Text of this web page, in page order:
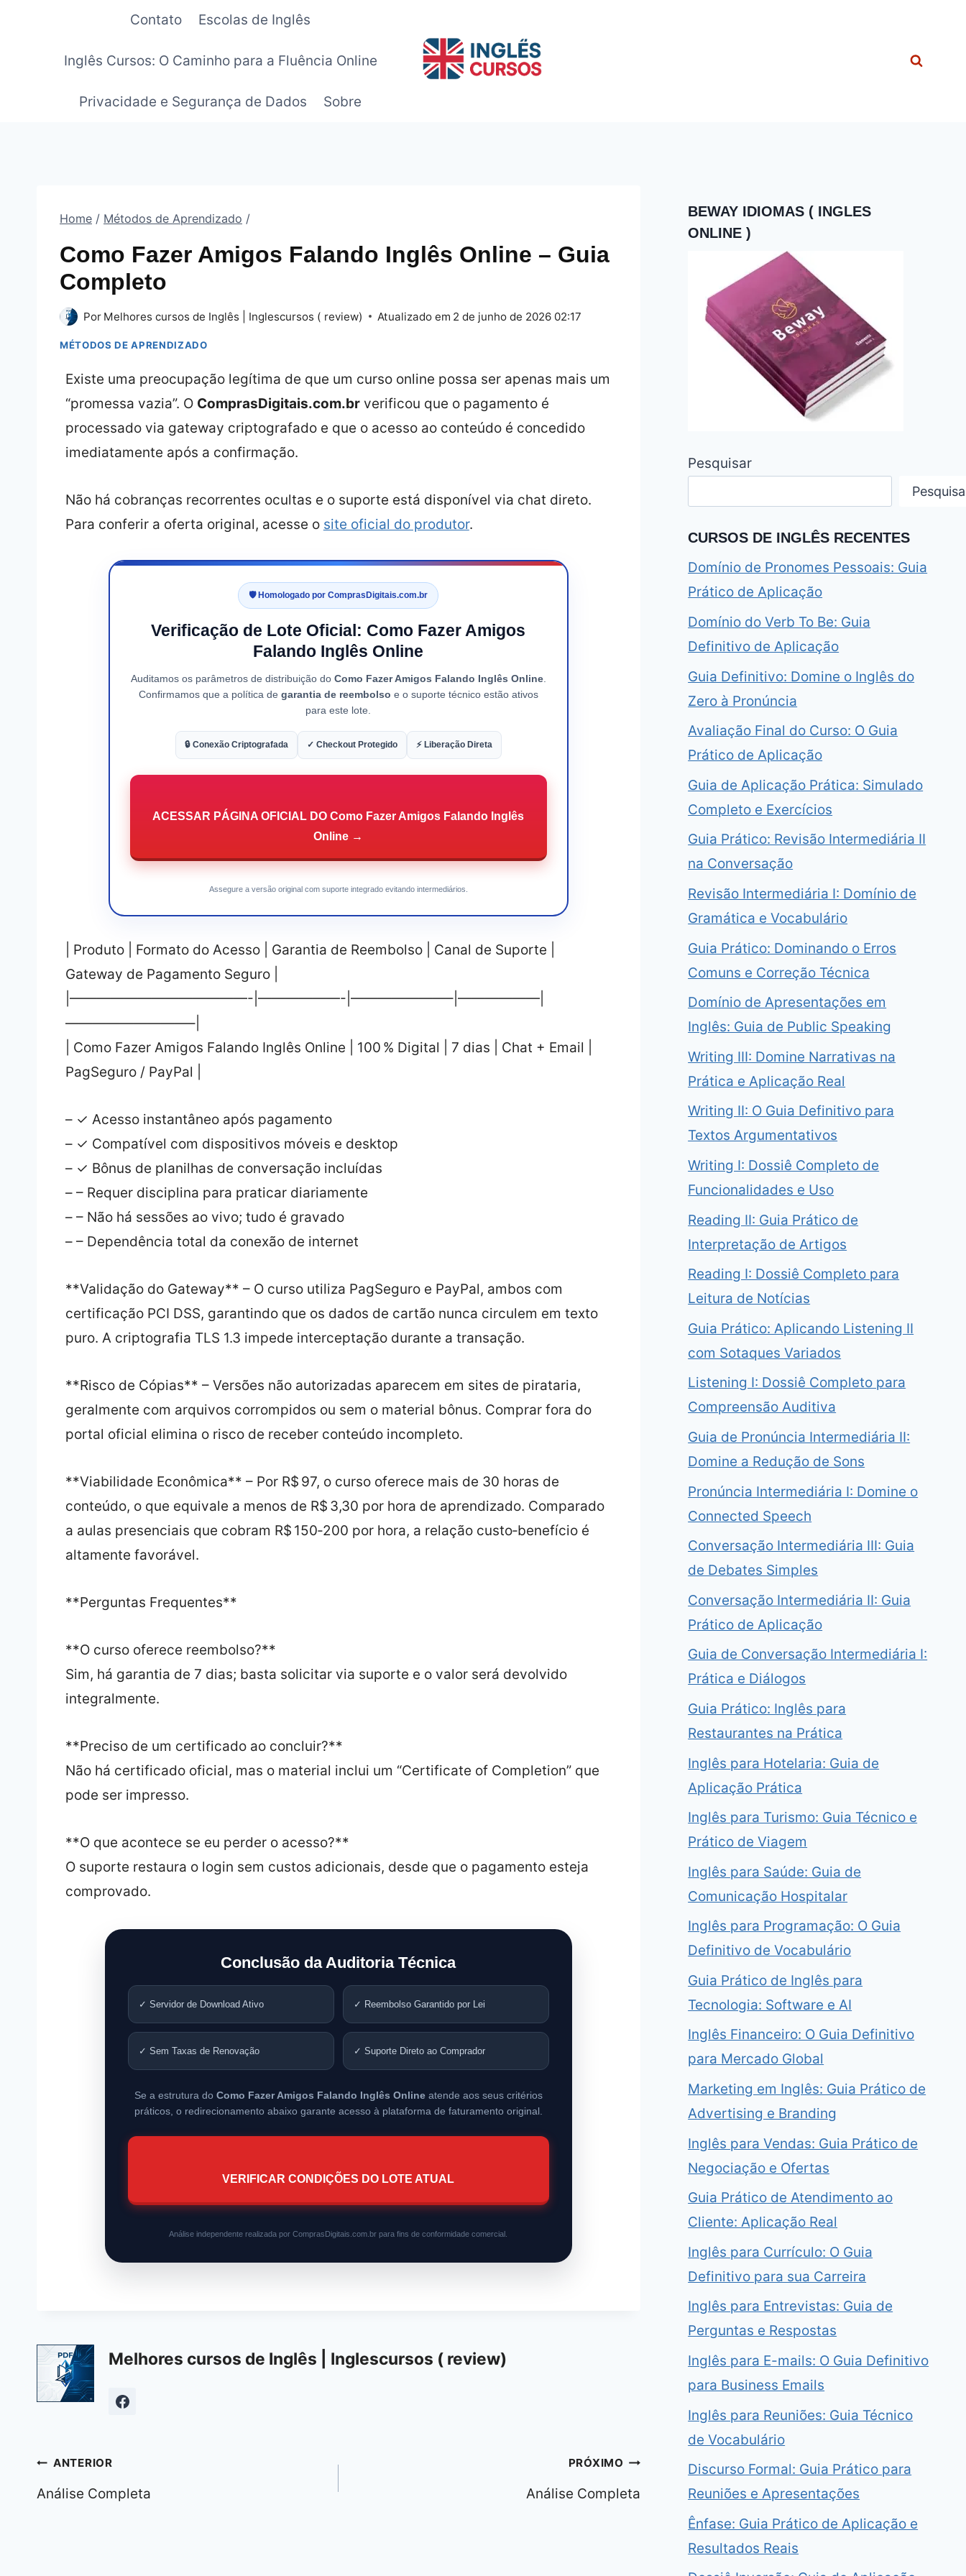
Contato Escolas de Inglês
Inglês Cursos: O Caminho para a Fluência Online
Privacidade e Segurança de Dados Sobre
Home / Métodos de Aprendizado /
Como Fazer Amigos Falando Inglês Online – Guia
Completo
Por Melhores cursos de Inglês | Inglescursos ( review) Atualizado em 2 de junho de 2026 02:17
MÉTODOS DE APRENDIZADO
Existe uma preocupação legítima de que um curso online possa ser apenas mais um
“promessa vazia”. O ComprasDigitais.com.brverificou que o pagamento é
processado via gateway criptografado e que o acesso ao conteúdo é concedido
imediatamente após a confirmação.
Não há cobranças recorrentes ocultas e o suporte está disponível via chat direto.
Para conferir a oferta original, acesse o site oficial do produtor.
🛡️ Homologado por ComprasDigitais.com.br
Verificação de Lote Oficial: Como Fazer Amigos
Falando Inglês Online
Auditamos os parâmetros de distribuição do Como Fazer Amigos Falando Inglês Online.
Confirmamos que a política de garantia de reembolso e o suporte técnico estão ativos
para este lote.
🔒 Conexão Criptografada ✓ Checkout Protegido ⚡ Liberação Direta
ACESSAR PÁGINA OFICIAL DO Como Fazer Amigos Falando Inglês
Online →
Assegure a versão original com suporte integrado evitando intermediários.
| Produto | Formato do Acesso | Garantia de Reembolso | Canal de Suporte |
Gateway de Pagamento Seguro |
|—————————————-|——————-|———————–|——————|
—————————–|
| Como Fazer Amigos Falando Inglês Online | 100 % Digital | 7 dias | Chat + Email |
PagSeguro / PayPal |
– ✓ Acesso instantâneo após pagamento
– ✓ Compatível com dispositivos móveis e desktop
– ✓ Bônus de planilhas de conversação incluídas
– – Requer disciplina para praticar diariamente
– – Não há sessões ao vivo; tudo é gravado
– – Dependência total da conexão de internet
**Validação do Gateway** – O curso utiliza PagSeguro e PayPal, ambos com
certificação PCI DSS, garantindo que os dados de cartão nunca circulem em texto
puro. A criptografia TLS 1.3 impede interceptação durante a transação.
**Risco de Cópias** – Versões não autorizadas aparecem em sites de pirataria,
geralmente com arquivos corrompidos ou sem o material bônus. Comprar fora do
portal oficial elimina o risco de receber conteúdo incompleto.
**Viabilidade Econômica** – Por R$ 97, o curso oferece mais de 30 horas de
conteúdo, o que equivale a menos de R$ 3,30 por hora de aprendizado. Comparado
a aulas presenciais que cobram R$ 150‑200 por hora, a relação custo‑benefício é
altamente favorável.
**Perguntas Frequentes**
**O curso oferece reembolso?**
Sim, há garantia de 7 dias; basta solicitar via suporte e o valor será devolvido
integralmente.
**Preciso de um certificado ao concluir?**
Não há certificado oficial, mas o material inclui um “Certificate of Completion” que
pode ser impresso.
**O que acontece se eu perder o acesso?**
O suporte restaura o login sem custos adicionais, desde que o pagamento esteja
comprovado.
Conclusão da Auditoria Técnica
✓ Servidor de Download Ativo ✓ Reembolso Garantido por Lei
✓ Sem Taxas de Renovação ✓ Suporte Direto ao Comprador
Se a estrutura do Como Fazer Amigos Falando Inglês Onlineatende aos seus critérios
práticos, o redirecionamento abaixo garante acesso à plataforma de faturamento original.
VERIFICAR CONDIÇÕES DO LOTE ATUAL
Análise independente realizada por ComprasDigitais.com.br para fins de conformidade comercial.
Melhores cursos de Inglês | Inglescursos ( review)
Navegação
de
ANTERIOR
Análise Completa
PRÓXIMO
Análise Completa
BEWAY IDIOMAS ( INGLES
ONLINE )
Pesquisar
CURSOS DE INGLÊS RECENTES
Domínio de Pronomes Pessoais: Guia
Prático de Aplicação
Domínio do Verb To Be: Guia
Definitivo de Aplicação
Guia Definitivo: Domine o Inglês do
Zero à Pronúncia
Avaliação Final do Curso: O Guia
Prático de Aplicação
Guia de Aplicação Prática: Simulado
Completo e Exercícios
Guia Prático: Revisão Intermediária II
na Conversação
Revisão Intermediária I: Domínio de
Gramática e Vocabulário
Guia Prático: Dominando o Erros
Comuns e Correção Técnica
Domínio de Apresentações em
Inglês: Guia de Public Speaking
Writing III: Domine Narrativas na
Prática e Aplicação Real
Writing II: O Guia Definitivo para
Textos Argumentativos
Writing I: Dossiê Completo de
Funcionalidades e Uso
Reading II: Guia Prático de
Interpretação de Artigos
Reading I: Dossiê Completo para
Leitura de Notícias
Guia Prático: Aplicando Listening II
com Sotaques Variados
Listening I: Dossiê Completo para
Compreensão Auditiva
Guia de Pronúncia Intermediária II:
Domine a Redução de Sons
Pronúncia Intermediária I: Domine o
Connected Speech
Conversação Intermediária III: Guia
de Debates Simples
Conversação Intermediária II: Guia
Prático de Aplicação
Guia de Conversação Intermediária I:
Prática e Diálogos
Guia Prático: Inglês para
Restaurantes na Prática
Inglês para Hotelaria: Guia de
Aplicação Prática
Inglês para Turismo: Guia Técnico e
Prático de Viagem
Inglês para Saúde: Guia de
Comunicação Hospitalar
Inglês para Programação: O Guia
Definitivo de Vocabulário
Guia Prático de Inglês para
Tecnologia: Software e AI
Inglês Financeiro: O Guia Definitivo
para Mercado Global
Marketing em Inglês: Guia Prático de
Advertising e Branding
Inglês para Vendas: Guia Prático de
Negociação e Ofertas
Guia Prático de Atendimento ao
Cliente: Aplicação Real
Inglês para Currículo: O Guia
Definitivo para sua Carreira
Inglês para Entrevistas: Guia de
Perguntas e Respostas
Inglês para E-mails: O Guia Definitivo
para Business Emails
Inglês para Reuniões: Guia Técnico
de Vocabulário
Discurso Formal: Guia Prático para
Reuniões e Apresentações
Ênfase: Guia Prático de Aplicação e
Resultados Reais